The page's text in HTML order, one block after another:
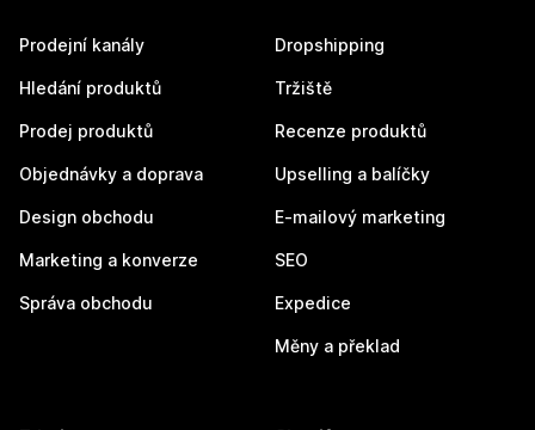
Prodejní kanály
Hledání produktů
Prodej produktů
Objednávky a doprava
Design obchodu
Marketing a konverze
Správa obchodu
Dropshipping
Tržiště
Recenze produktů
Upselling a balíčky
E-mailový marketing
SEO
Expedice
Měny a překlad